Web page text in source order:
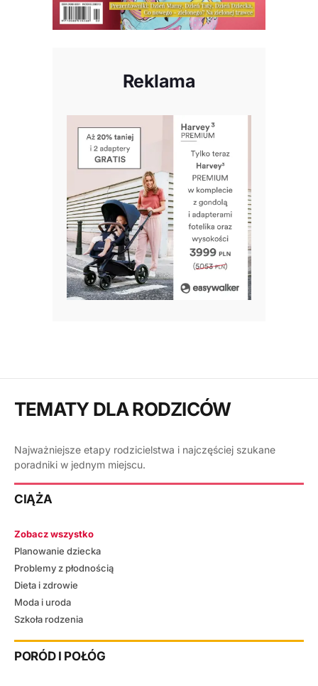
Reklama
TEMATY DLA RODZICÓW
Najważniejsze etapy rodzicielstwa i najczęściej szukane
poradniki w jednym miejscu.
CIĄŻA
Zobacz wszystko
Planowanie dziecka
Problemy z płodnością
Dieta i zdrowie
Moda i uroda
Szkoła rodzenia
PORÓD I POŁÓG